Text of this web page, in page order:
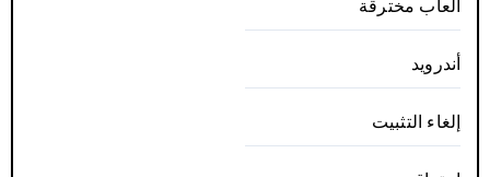
ألعاب مخترقة
أندرويد
إلغاء التثبيت